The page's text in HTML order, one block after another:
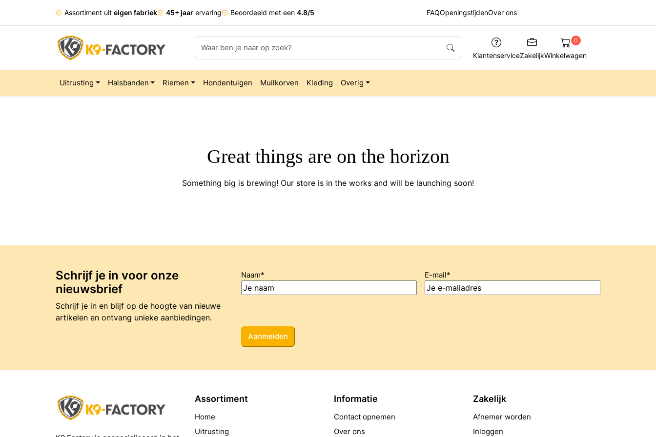
Assortiment uit eigen fabriek 45+ jaar ervaring Beoordeeld met een 4.8/5 FAQOpeningstijdenOver ons
KlantenserviceZakelijkWinkelwagen
0
Uitrusting Halsbanden Riemen Hondentuigen Muilkorven Kleding Overig
Great things are on the horizon
Something big is brewing! Our store is in the works and will be launching soon!
Schrijf je in voor onze
nieuwsbrief
Schrijf je in en blijf op de hoogte van nieuwe
artikelen en ontvang unieke aanbiedingen.
Naam* E-mail*
Assortiment
Home
Uitrusting
Informatie
Contact opnemen
Over ons
Zakelijk
Afnemer worden
Inloggen